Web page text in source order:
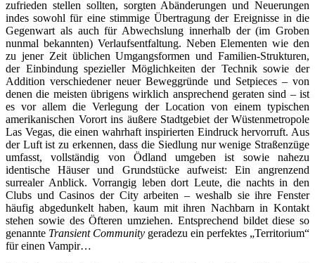
zufrieden stellen sollten, sorgten Abänderungen und Neuerungen
indes sowohl für eine stimmige Übertragung der Ereignisse in die
Gegenwart als auch für Abwechslung innerhalb der (im Groben
nunmal bekannten) Verlaufsentfaltung. Neben Elementen wie den
zu jener Zeit üblichen Umgangsformen und Familien-Strukturen,
der Einbindung spezieller Möglichkeiten der Technik sowie der
Addition verschiedener neuer Beweggründe und Setpieces – von
denen die meisten übrigens wirklich ansprechend geraten sind – ist
es vor allem die Verlegung der Location von einem typischen
amerikanischen Vorort ins äußere Stadtgebiet der Wüstenmetropole
Las Vegas, die einen wahrhaft inspirierten Eindruck hervorruft. Aus
der Luft ist zu erkennen, dass die Siedlung nur wenige Straßenzüge
umfasst, vollständig von Ödland umgeben ist sowie nahezu
identische Häuser und Grundstücke aufweist: Ein angrenzend
surrealer Anblick. Vorrangig leben dort Leute, die nachts in den
Clubs und Casinos der City arbeiten – weshalb sie ihre Fenster
häufig abgedunkelt haben, kaum mit ihren Nachbarn in Kontakt
stehen sowie des Öfteren umziehen. Entsprechend bildet diese so
genannte Transient Community geradezu ein perfektes „Territorium“
für einen Vampir…